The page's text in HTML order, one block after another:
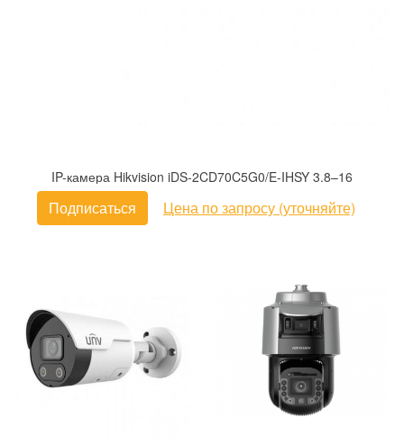
IP-камера Hikvision iDS-2CD70C5G0/E-IHSY 3.8–16
Подписаться Цена по запросу (уточняйте)